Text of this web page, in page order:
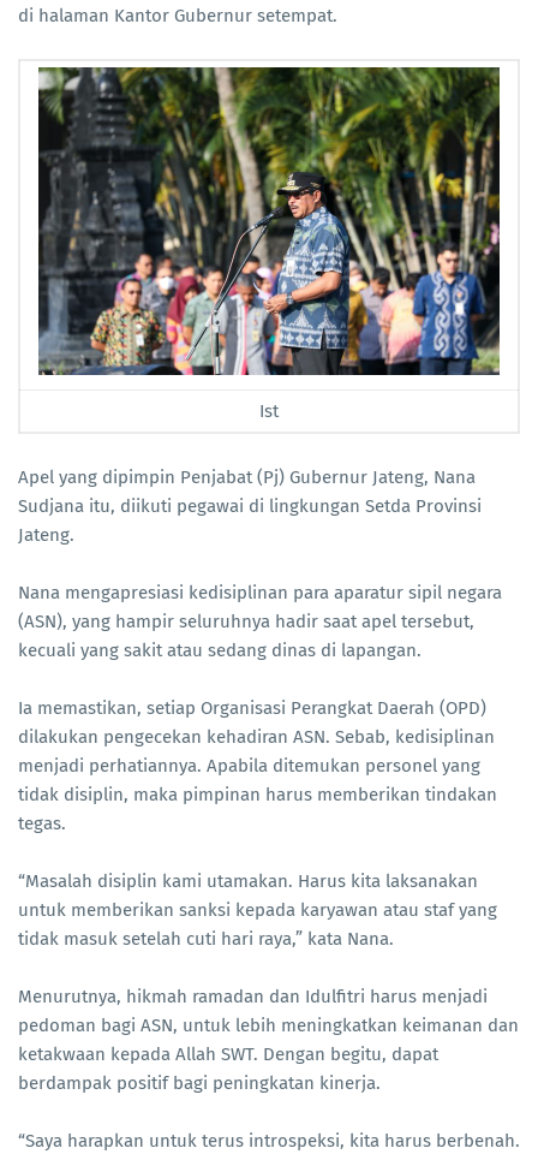
di halaman Kantor Gubernur setempat.
Ist
Apel yang dipimpin Penjabat (Pj) Gubernur Jateng, Nana
Sudjana itu, diikuti pegawai di lingkungan Setda Provinsi
Jateng.
Nana mengapresiasi kedisiplinan para aparatur sipil negara
(ASN), yang hampir seluruhnya hadir saat apel tersebut,
kecuali yang sakit atau sedang dinas di lapangan.
Ia memastikan, setiap Organisasi Perangkat Daerah (OPD)
dilakukan pengecekan kehadiran ASN. Sebab, kedisiplinan
menjadi perhatiannya. Apabila ditemukan personel yang
tidak disiplin, maka pimpinan harus memberikan tindakan
tegas.
“Masalah disiplin kami utamakan. Harus kita laksanakan
untuk memberikan sanksi kepada karyawan atau staf yang
tidak masuk setelah cuti hari raya,” kata Nana.
Menurutnya, hikmah ramadan dan Idulfitri harus menjadi
pedoman bagi ASN, untuk lebih meningkatkan keimanan dan
ketakwaan kepada Allah SWT. Dengan begitu, dapat
berdampak positif bagi peningkatan kinerja.
“Saya harapkan untuk terus introspeksi, kita harus berbenah.